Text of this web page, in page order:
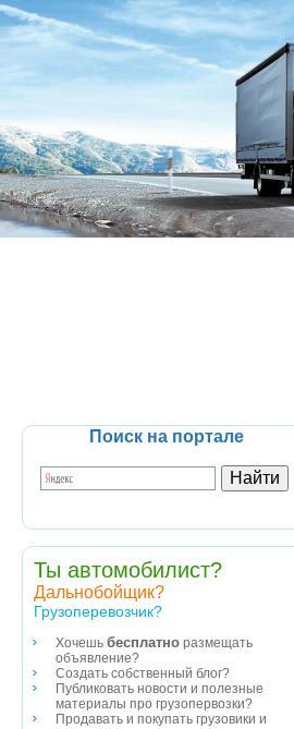
Поиск на портале
Ты автомобилист?
Дальнобойщик?
Грузоперевозчик?
Хочешь бесплатно размещать
объявление?
Создать собственный блог?
Публиковать новости и полезные
материалы про грузопервозки?
Продавать и покупать грузовики и